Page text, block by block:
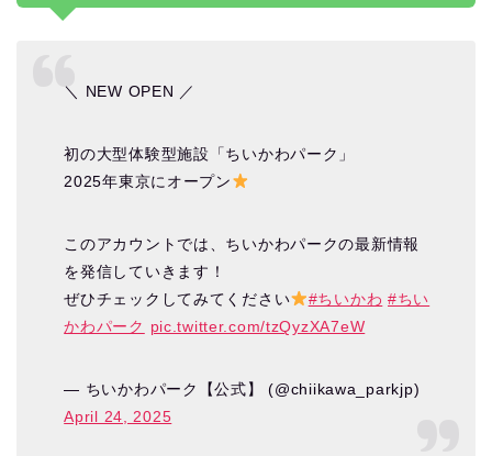
＼ NEW OPEN ／
初の大型体験型施設「ちいかわパーク」
2025年東京にオープン
このアカウントでは、ちいかわパークの最新情報
を発信していきます！
ぜひチェックしてみてください
#ちいかわ #ちい
かわパーク pic.twitter.com/tzQyzXA7eW
— ちいかわパーク【公式】 (@chiikawa_parkjp)
April 24, 2025